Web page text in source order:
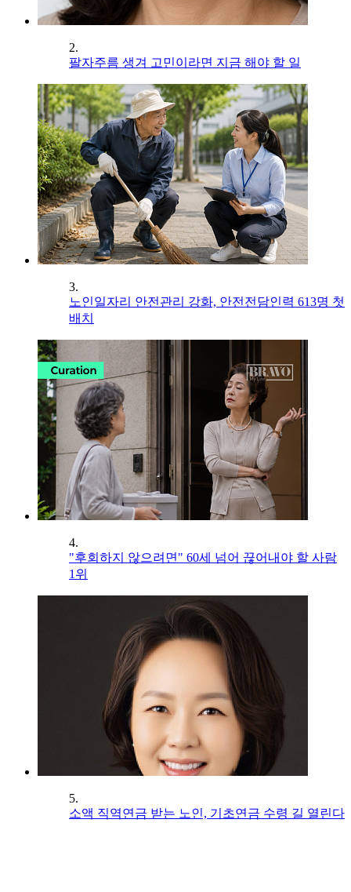
2.
팔자주름 생겨 고민이라면 지금 해야 할 일
3.
노인일자리 안전관리 강화, 안전전담인력 613명 첫
배치
4.
"후회하지 않으려면" 60세 넘어 끊어내야 할 사람
1위
5.
소액 직역연금 받는 노인, 기초연금 수령 길 열린다